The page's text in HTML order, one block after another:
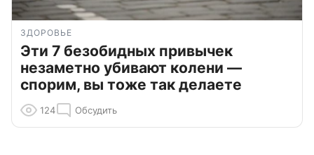
ЗДОРОВЬЕ
Эти 7 безобидных привычек
незаметно убивают колени —
спорим, вы тоже так делаете
124 Обсудить